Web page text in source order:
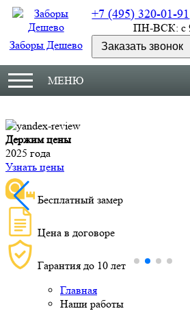
Заборы Дешево
+7 (495) 320-01-91
ПН-ВСК: с
Заказать звонок
МЕНЮ
Держим цены
2025 года
Узнать цены
Бесплатный замер
Цена в договоре
Гарантия до 10 лет
Главная
Наши работы